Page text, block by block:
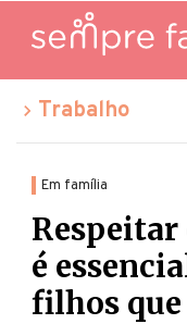
Trabalho
Em família
Respeitar
é
filhos